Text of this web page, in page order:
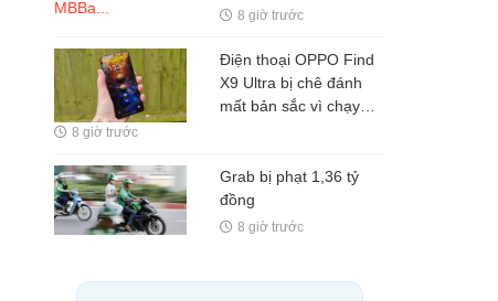
quyền, tỷ lệ cao nhất
8 giờ trước
Điện thoại OPPO Find
X9 Ultra bị chê đánh
mất bản sắc vì chạy
lớn nhất
8 giờ trước
Grab bị phạt 1,36 tỷ
đồng
8 giờ trước